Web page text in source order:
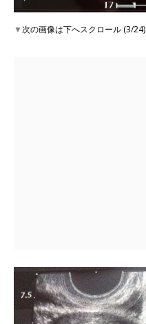
▼次の画像は下へスクロール (3/24)